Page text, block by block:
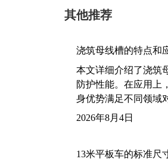
其他推荐
浇筑母线槽的特点和
本文详细介绍了浇筑
防护性能。在应用上
身优势满足不同领域
2026年8月4日
13米平板车的标准尺